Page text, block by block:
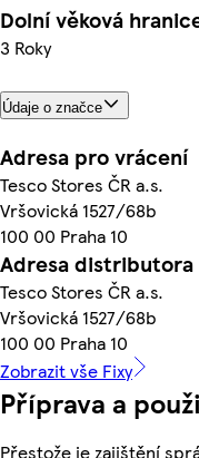
Dolní věková
3 Roky
Údaje o značce
Adresa pro vrácení
Tesco Stores ČR a.s.
Vršovická 1527/68b
100 00 Praha 10
Adresa distributora
Tesco Stores ČR a.s.
Vršovická 1527/68b
100 00 Praha 10
Zobrazit vše Fixy
Příprava a
Přestože je zajištění